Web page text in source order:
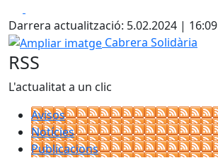
Darrera actualització: 5.02.2024 | 16:09
Ampliar imatge
Cabrera Solidària
RSS
L'actualitat a un clic
Avisos
Notícies
Publicacions